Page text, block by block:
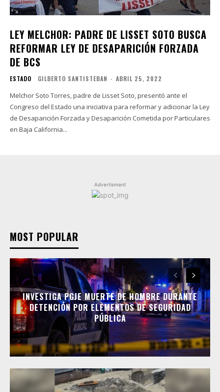
LEY MELCHOR: PADRE DE LISSET SOTO BUSCA
REFORMAR LEY DE DESAPARICIÓN FORZADA
DE BCS
ESTADO GILBERTO SANTISTEBAN - ABRIL 25, 2022
Melchor Soto Torres, padre de Lisset Soto, presentó ante el
Congreso del Estado una iniciativa para reformar y adicionar la Ley
de Desaparición Forzada y Desaparición Cometida por Particulares
en Baja California...
Advertisment
MOST POPULAR
INVESTIGA PGJE MUERTE DE HOMBRE DURANTE
DETENCIÓN POR ELEMENTOS DE SEGURIDAD
PÚBLICA